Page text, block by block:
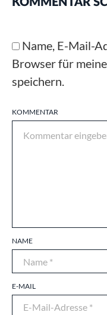
KOMMENTAR
KOMMENTAR
NAME
E-MAIL
Name, E-Mail-
Browser für
speichern.